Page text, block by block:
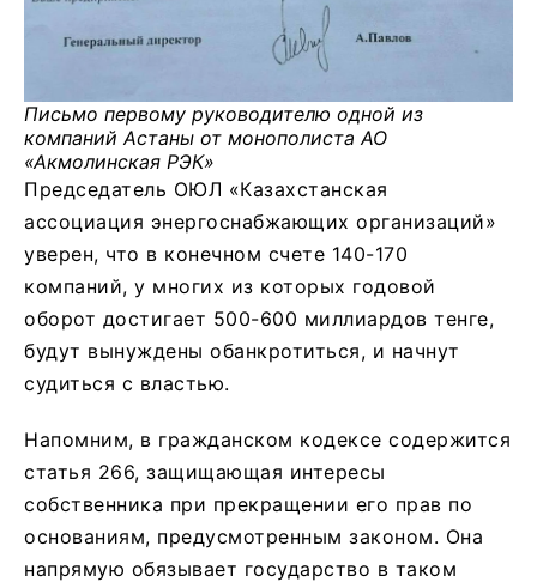
Письмо первому руководителю одной из
компаний Астаны от монополиста АО
«Акмолинская РЭК»
Председатель ОЮЛ «Казахстанская
ассоциация энергоснабжающих организаций»
уверен, что в конечном счете 140-170
компаний, у многих из которых годовой
оборот достигает 500-600 миллиардов тенге,
будут вынуждены обанкротиться, и начнут
судиться с властью.
Напомним, в гражданском кодексе содержится
статья 266, защищающая интересы
собственника при прекращении его прав по
основаниям, предусмотренным законом. Она
напрямую обязывает государство в таком